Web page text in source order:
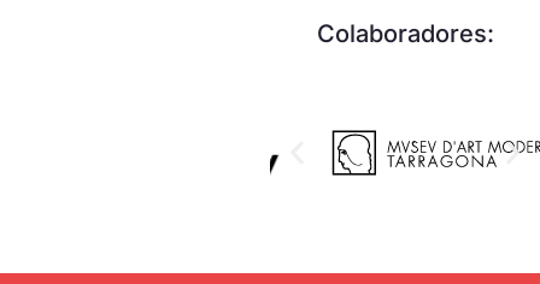
Colaboradores: